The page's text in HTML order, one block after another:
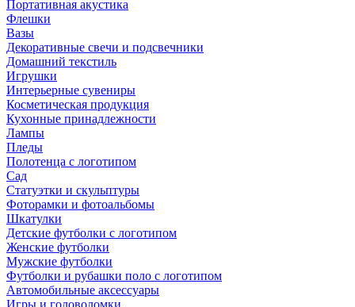
Портативная акустика
Флешки
Вазы
Декоративные свечи и подсвечники
Домашний текстиль
Игрушки
Интерьерные сувениры
Косметическая продукция
Кухонные принадлежности
Лампы
Пледы
Полотенца с логотипом
Сад
Статуэтки и скульптуры
Фоторамки и фотоальбомы
Шкатулки
Детские футболки с логотипом
Женские футболки
Мужские футболки
Футболки и рубашки поло с логотипом
Автомобильные аксессуары